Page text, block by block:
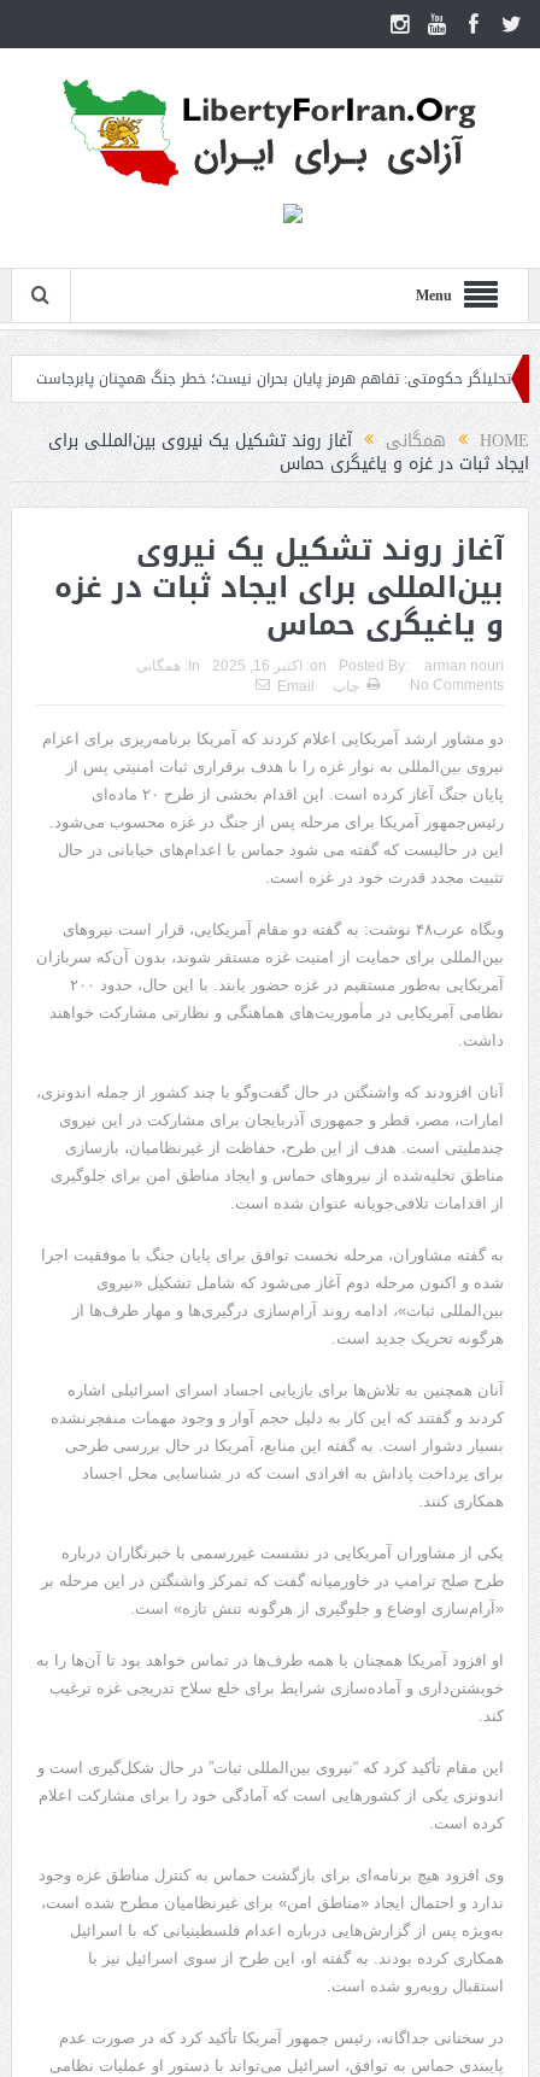
Menu
حکومتی: تفاهم هرمز پایان بحران نیست؛ خطر جنگ همچنان پابرجاست
HOME همگانی آغاز روند تشکیل یک نیروی بین‌المللی برای
ایجاد ثبات در غزه و یاغیگری حماس
آغاز روند تشکیل یک نیروی
بین‌المللی برای ایجاد ثبات در غزه
و یاغیگری حماس
Posted By: arman nouri
on: اکتبر 16, 2025 In: همگانی
No Comments
چاپ Email
دو مشاور ارشد آمریکایی اعلام کردند که آمریکا برنامه‌ریزی برای اعزام
نیروی بین‌المللی به نوار غزه را با هدف برقراری ثبات امنیتی پس از
پایان جنگ آغاز کرده است. این اقدام بخشی از طرح ۲۰ ماده‌ای
رئیس‌جمهور آمریکا برای مرحله پس از جنگ در غزه محسوب می‌شود.
این در حالیست که گفته می شود حماس با اعدام‌های خیابانی در حال
تثبیت مجدد قدرت خود در غزه است.
وبگاه عرب۴۸ نوشت: به گفته دو مقام آمریکایی، قرار است نیروهای
بین‌المللی برای حمایت از امنیت غزه مستقر شوند، بدون آن‌که سربازان
آمریکایی به‌طور مستقیم در غزه حضور یابند. با این حال، حدود ۲۰۰
نظامی آمریکایی در مأموریت‌های هماهنگی و نظارتی مشارکت خواهند
داشت.
آنان افزودند که واشنگتن در حال گفت‌وگو با چند کشور از جمله اندونزی،
امارات، مصر، قطر و جمهوری آذربایجان برای مشارکت در این نیروی
چندملیتی است. هدف از این طرح، حفاظت از غیرنظامیان، بازسازی
مناطق تخلیه‌شده از نیروهای حماس و ایجاد مناطق امن برای جلوگیری
از اقدامات تلافی‌جویانه عنوان شده است.
به گفته مشاوران، مرحله نخست توافق برای پایان جنگ با موفقیت اجرا
شده و اکنون مرحله دوم آغاز می‌شود که شامل تشکیل «نیروی
بین‌المللی ثبات»، ادامه روند آرام‌سازی درگیری‌ها و مهار طرف‌ها از
هرگونه تحریک جدید است.
آنان همچنین به تلاش‌ها برای بازیابی اجساد اسرای اسرائیلی اشاره
کردند و گفتند که این کار به دلیل حجم آوار و وجود مهمات منفجرنشده
بسیار دشوار است. به گفته این منابع، آمریکا در حال بررسی طرحی
برای پرداخت پاداش به افرادی است که در شناسایی محل اجساد
همکاری کنند.
یکی از مشاوران آمریکایی در نشست غیررسمی با خبرنگاران درباره
طرح صلح ترامپ در خاورمیانه گفت که تمرکز واشنگتن در این مرحله بر
«آرام‌سازی اوضاع و جلوگیری از هرگونه تنش تازه» است.
او افزود آمریکا همچنان با همه طرف‌ها در تماس خواهد بود تا آن‌ها را به
خویشتن‌داری و آماده‌سازی شرایط برای خلع سلاح تدریجی غزه ترغیب
کند.
این مقام تأکید کرد که “نیروی بین‌المللی ثبات” در حال شکل‌گیری است و
اندونزی یکی از کشورهایی است که آمادگی خود را برای مشارکت اعلام
کرده است.
وی افزود هیچ برنامه‌ای برای بازگشت حماس به کنترل مناطق غزه وجود
ندارد و احتمال ایجاد «مناطق امن» برای غیرنظامیان مطرح شده است،
به‌ویژه پس از گزارش‌هایی درباره اعدام فلسطینیانی که با اسرائیل
همکاری کرده بودند. به گفته او، این طرح از سوی اسرائیل نیز با
استقبال روبه‌رو شده است.
در سخنانی جداگانه، رئیس جمهور آمریکا تأکید کرد که در صورت عدم
پایبندی حماس به توافق، اسرائیل می‌تواند با دستور او عملیات نظامی